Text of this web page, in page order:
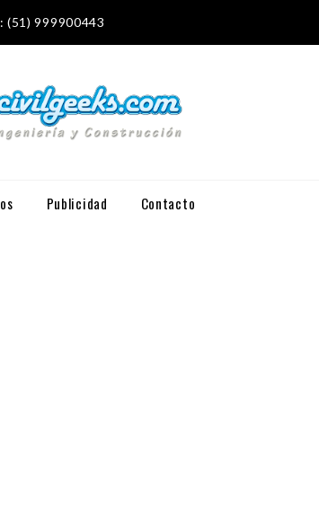
(51) 999900443
Publicidad Contacto